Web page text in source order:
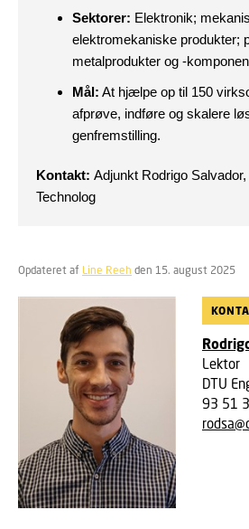
Sektorer: Elektronik;
elektromekaniske produkter;
metalprodukter og -
Mål: At hjælpe op til 150
afprøve, indføre og skalere
genfremstilling.
Kontakt: Adjunkt Rodrigo
Technolog
Opdateret af Line Reeh den 15. august 2025
Lektor
DTU
93 51